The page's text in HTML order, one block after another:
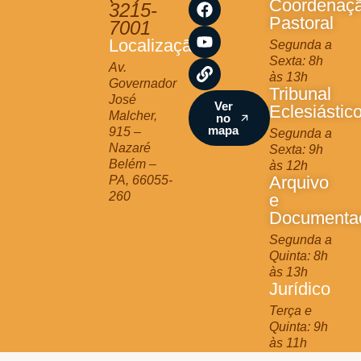
3215-
7001
Localização
Av.
Governador
José
Malcher,
915 –
Nazaré
Belém –
PA, 66055-
260
t
a
g
r
a
m
e
b
o
o
k
t
u
b
e
k
Ver
no
mapa
Pastoral
Segunda a
Sexta: 8h
às 13h
Tribunal
Segunda a
Sexta: 9h
às 12h
Arquivo
e
Segunda a
Quinta: 8h
às 13h
Jurídico
Terça e
Quinta: 9h
às 11h